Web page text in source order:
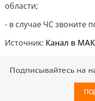
области;
- в случае ЧС звоните
Источник: Канал в
Подписывайтесь на